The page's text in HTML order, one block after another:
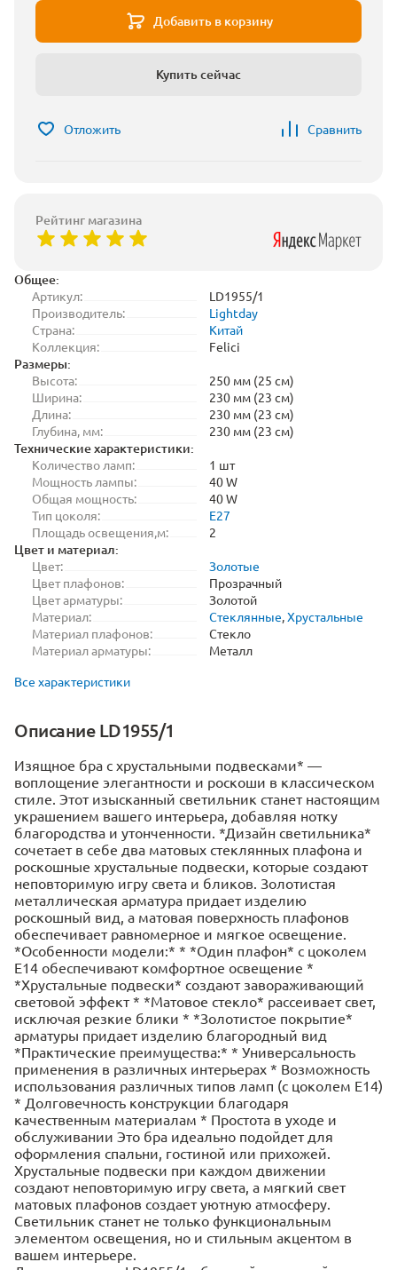
Общее:
Артикул:
LD1955/1
Производитель:
Lightday
Страна:
Китай
Коллекция:
Felici
Размеры:
Высота:
250 мм (25 см)
Ширина:
230 мм (23 см)
Длина:
230 мм (23 см)
Глубина, мм:
230 мм (23 см)
Технические характеристики:
Количество ламп:
1 шт
Мощность лампы:
40 W
Общая мощность:
40 W
Тип цоколя:
E27
Площадь освещения,м:
2
Цвет и материал:
Цвет:
Золотые
Цвет плафонов:
Прозрачный
Цвет арматуры:
Золотой
Материал:
Стеклянные,Хрустальные
Материал плафонов:
Стекло
Материал арматуры:
Металл
Все характеристики
Описание LD1955/1
Изящное бра с хрустальными подвесками* —
воплощение элегантности и роскоши в классическом
стиле. Этот изысканный светильник станет настоящим
украшением вашего интерьера, добавляя нотку
благородства и утонченности. *Дизайн светильника*
сочетает в себе два матовых стеклянных плафона и
роскошные хрустальные подвески, которые создают
неповторимую игру света и бликов. Золотистая
металлическая арматура придает изделию
роскошный вид, а матовая поверхность плафонов
обеспечивает равномерное и мягкое освещение.
*Особенности модели:* * *Один плафон* с цоколем
E14 обеспечивают комфортное освещение *
*Хрустальные подвески* создают завораживающий
световой эффект * *Матовое стекло* рассеивает свет,
исключая резкие блики * *Золотистое покрытие*
арматуры придает изделию благородный вид
*Практические преимущества:* * Универсальность
применения в различных интерьерах * Возможность
использования различных типов ламп (с цоколем E14)
* Долговечность конструкции благодаря
качественным материалам * Простота в уходе и
обслуживании Это бра идеально подойдет для
оформления спальни, гостиной или прихожей.
Хрустальные подвески при каждом движении
создают неповторимую игру света, а мягкий свет
матовых плафонов создает уютную атмосферу.
Светильник станет не только функциональным
элементом освещения, но и стильным акцентом в
вашем интерьере.
Добавить в корзину
Купить сейчас
Отложить Сравнить
Рейтинг магазина